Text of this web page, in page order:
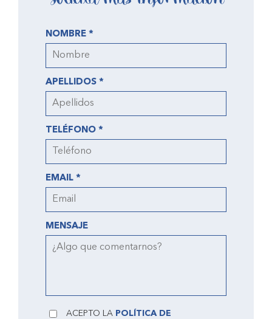
NOMBRE *
APELLIDOS *
TELÉFONO *
EMAIL *
MENSAJE
ACEPTO LA POLÍTICA DE